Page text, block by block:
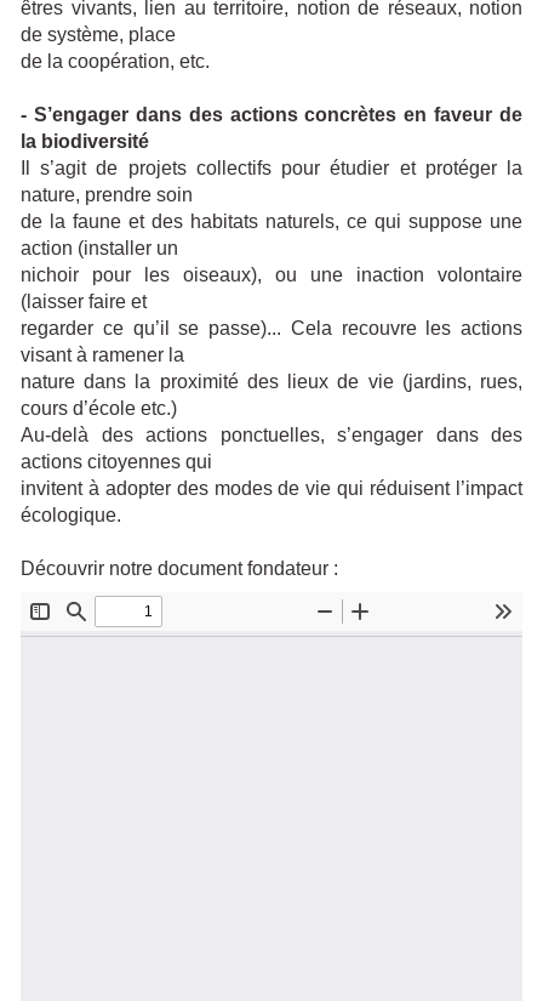
êtres vivants, lien au territoire, notion de réseaux, notion
de système, place
de la coopération, etc.
- S’engager dans des actions concrètes en faveur de
la biodiversité
Il s’agit de projets collectifs pour étudier et protéger la
nature, prendre soin
de la faune et des habitats naturels, ce qui suppose une
action (installer un
nichoir pour les oiseaux), ou une inaction volontaire
(laisser faire et
regarder ce qu’il se passe)... Cela recouvre les actions
visant à ramener la
nature dans la proximité des lieux de vie (jardins, rues,
cours d’école etc.)
Au-delà des actions ponctuelles, s’engager dans des
actions citoyennes qui
invitent à adopter des modes de vie qui réduisent l’impact
écologique.
Découvrir notre document fondateur :